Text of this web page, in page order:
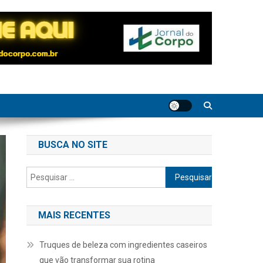
BUSCA NO SITE
Pesquisar
por:
MAIS RECENTES
Truques de beleza com ingredientes caseiros
que vão transformar sua rotina